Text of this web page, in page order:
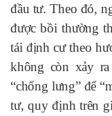
đầu tư. Theo đó,
được bồi thường
tái định cư theo
không còn xảy
“chống lưng” để
tư, quy định trên